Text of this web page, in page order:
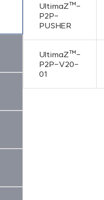
UltimaZ™-
P2P-
PUSHER
UltimaZ™-
P2P-V20-
01